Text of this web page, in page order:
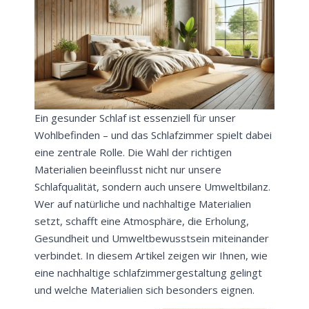
Ein gesunder Schlaf ist essenziell für unser
Wohlbefinden – und das Schlafzimmer spielt dabei
eine zentrale Rolle. Die Wahl der richtigen
Materialien beeinflusst nicht nur unsere
Schlafqualität, sondern auch unsere Umweltbilanz.
Wer auf natürliche und nachhaltige Materialien
setzt, schafft eine Atmosphäre, die Erholung,
Gesundheit und Umweltbewusstsein miteinander
verbindet. In diesem Artikel zeigen wir Ihnen, wie
eine nachhaltige schlafzimmergestaltung gelingt
und welche Materialien sich besonders eignen.